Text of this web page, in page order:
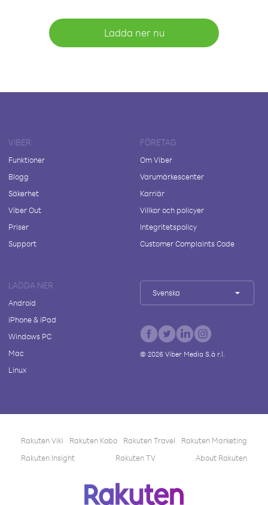
Ladda ner nu
VIBER
Funktioner
Blogg
Säkerhet
Viber Out
Priser
Support
FÖRETAG
Om Viber
Varumärkescenter
Karriär
Villkor och policyer
Integritetspolicy
Customer Complaints Code
LADDA NER
Android
iPhone & iPad
Windows PC
Mac
Linux
Svenska
© 2026Viber Media S.à r.l.
Rakuten Viki Rakuten Kobo Rakuten Travel
Rakuten Marketing
Rakuten Insight
Rakuten TV About Rakuten